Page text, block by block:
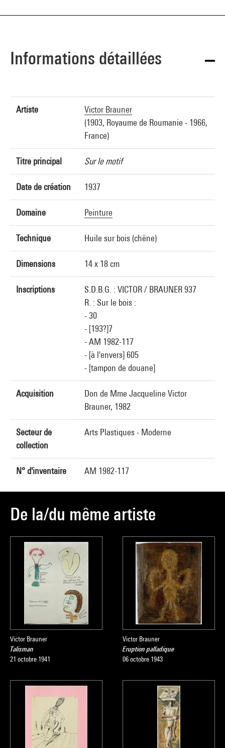
Informations détaillées
Artiste
Victor Brauner
(1903, Royaume de Roumanie - 1966,
France)
Titre principal Sur le motif
Date de création 1937
Domaine Peinture
Technique Huile sur bois (chêne)
Dimensions 14 x 18 cm
Inscriptions
S.D.B.G. : VICTOR / BRAUNER 937
R. : Sur le bois :
- 30
- [193?]7
- AM 1982-117
- [à l'envers] 605
- [tampon de douane]
Acquisition
Don de Mme Jacqueline Victor
Brauner, 1982
Secteur de
collection
Arts Plastiques - Moderne
N° d'inventaire AM 1982-117
De la/du même artiste
Victor Brauner
Talisman
21 octobre 1941
Victor Brauner
Eruption palladique
06 octobre 1943